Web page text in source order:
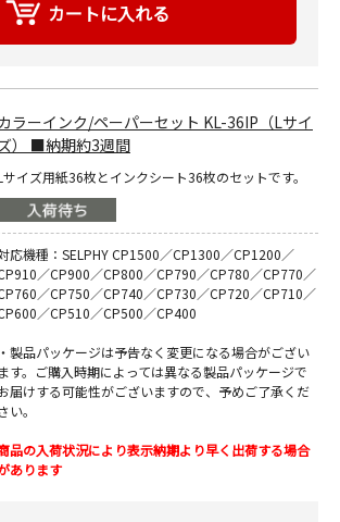
ラーインク/ペーパーセット KL-36IP（Lサイ
） ■納期約3週間
サイズ用紙36枚とインクシート36枚のセットです。
応機種：SELPHY CP1500／CP1300／CP1200／
／CP900／CP800／CP790／CP780／CP770／
／CP750／CP740／CP730／CP720／CP710／
／CP510／CP500／CP400
・製品パッケージは予告なく変更になる場合がござい
ます。ご購入時期によっては異なる製品パッケージで
届けする可能性がございますので、予めご了承くだ
い。
品の入荷状況により表示納期より早く出荷する場合
あります